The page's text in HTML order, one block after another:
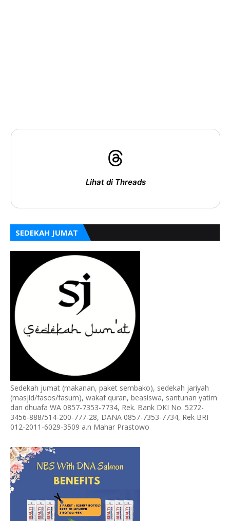
Lihat di Threads
SEDEKAH JUMAT
Sedekah jumat (makanan, paket sembako), sedekah jariyah
(masjid/fasos/fasum), wakaf quran, beasiswa, santunan yatim
dan dhuafa WA 0857-7353-7734, Rek. Bank DKI No. 5272-
3456-888/514-200-777-28, DANA 0857-7353-7734, Rek BRI
012-2011-6029-3509 a.n Mahar Prastowo